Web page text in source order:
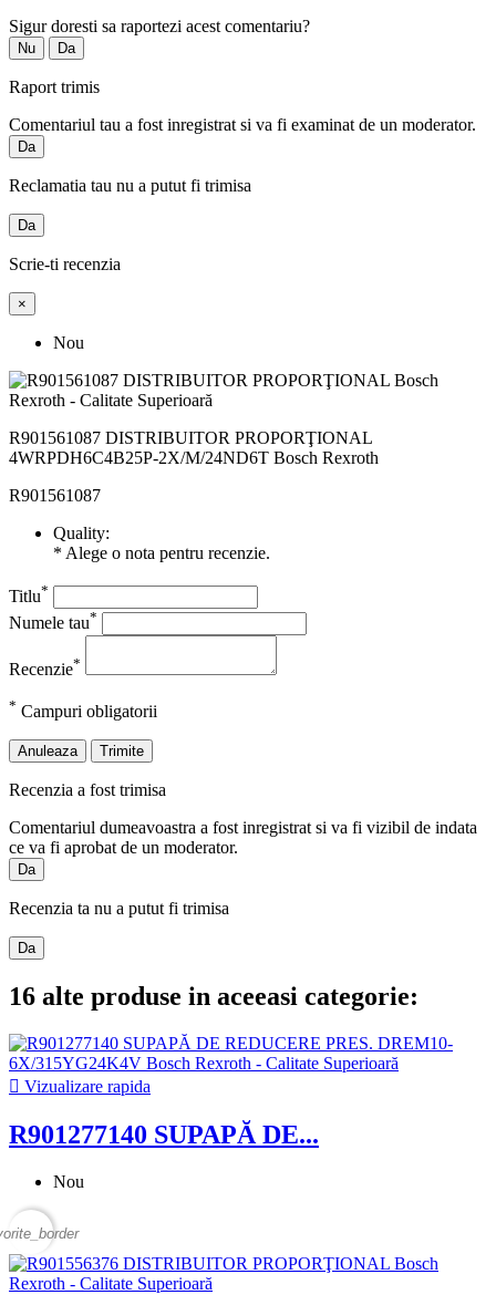
Sigur doresti sa raportezi acest comentariu?
Nu Da
Raport trimis
Comentariul tau a fost inregistrat si va fi examinat de un moderator.
Da
Reclamatia tau nu a putut fi trimisa
Da
Scrie-ti recenzia
×
Nou
R901561087 DISTRIBUITOR PROPORŢIONAL
4WRPDH6C4B25P-2X/M/24ND6T Bosch Rexroth
R901561087
Quality:
* Alege o nota pentru recenzie.
Titlu*
Numele tau*
Recenzie*
* Campuri obligatorii
Anuleaza Trimite
Recenzia a fost trimisa
Comentariul dumeavoastra a fost inregistrat si va fi vizibil de indata
ce va fi aprobat de un moderator.
Da
Recenzia ta nu a putut fi trimisa
Da
16 alte produse in aceeasi categorie:
 Vizualizare rapida
R901277140 SUPAPĂ DE...
Nou